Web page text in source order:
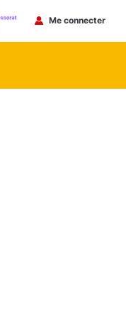
Menu
Me connecter